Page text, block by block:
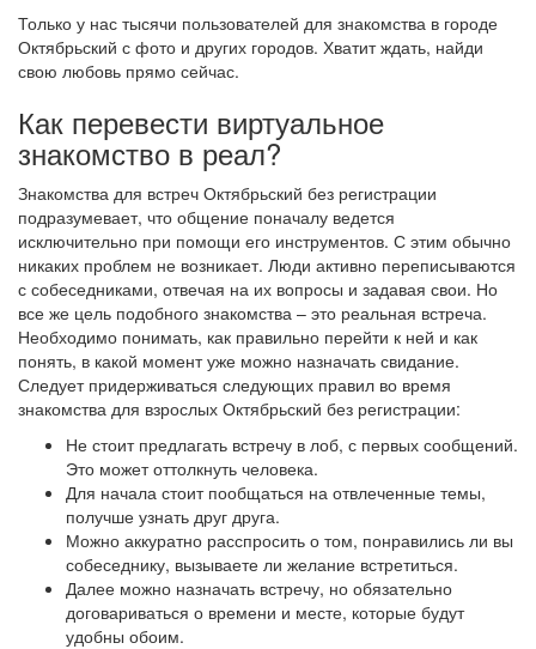
Только у нас тысячи пользователей для знакомства в городе
Октябрьский с фото и других городов. Хватит ждать, найди
свою любовь прямо сейчас.
Как перевести виртуальное
знакомство в реал?
Знакомства для встреч Октябрьский без регистрации
подразумевает, что общение поначалу ведется
исключительно при помощи его инструментов. С этим обычно
никаких проблем не возникает. Люди активно переписываются
с собеседниками, отвечая на их вопросы и задавая свои. Но
все же цель подобного знакомства – это реальная встреча.
Необходимо понимать, как правильно перейти к ней и как
понять, в какой момент уже можно назначать свидание.
Следует придерживаться следующих правил во время
знакомства для взрослых Октябрьский без регистрации:
Не стоит предлагать встречу в лоб, с первых сообщений.
Это может оттолкнуть человека.
Для начала стоит пообщаться на отвлеченные темы,
получше узнать друг друга.
Можно аккуратно расспросить о том, понравились ли вы
собеседнику, вызываете ли желание встретиться.
Далее можно назначать встречу, но обязательно
договариваться о времени и месте, которые будут
удобны обоим.